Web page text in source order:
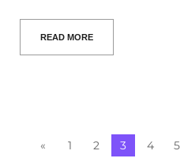
READ MORE
« 1 2 3 4 5